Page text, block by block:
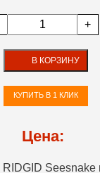
+
В КОРЗИНУ
КУПИТЬ В 1 КЛИК
Цена: